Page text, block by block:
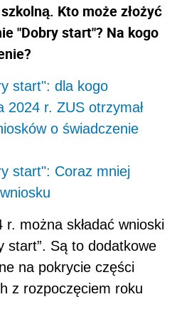
Kto może złożyć
"Dobry start"? Na kogo
start": dla kogo
2024 r. ZUS otrzymał
o świadczenie
start": Coraz mniej
można składać wnioski
start”. Są to dodatkowe
na pokrycie części
z rozpoczęciem roku